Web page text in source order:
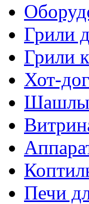
Грили
Грили
Хот-
Печи